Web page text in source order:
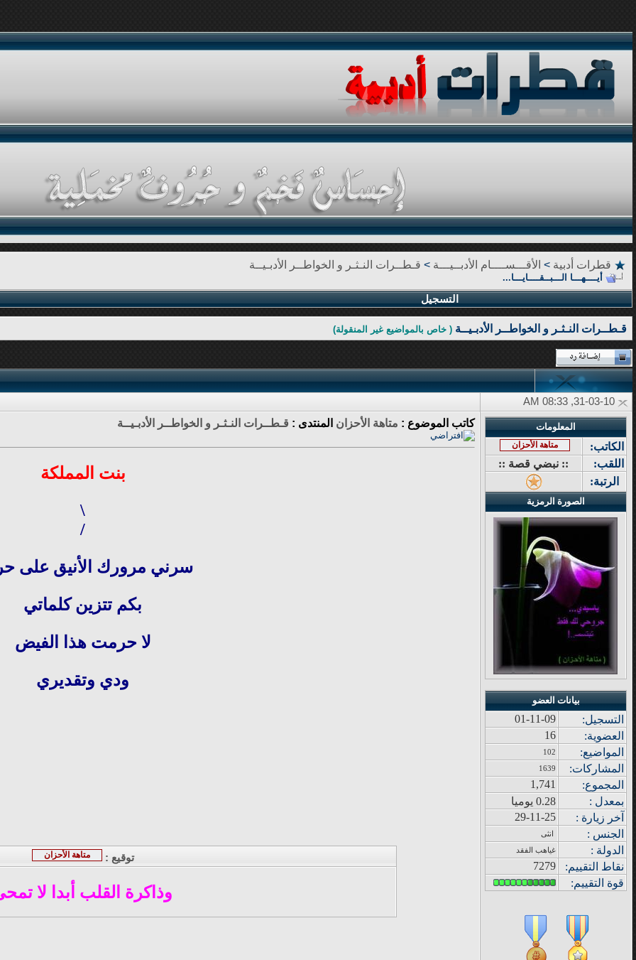
قطرات أدبية > الأقـــســــام الأدبــيـــة > قـطــرات النـثـر و الخواطــر الأدبـيــة
أيــــهـــا الـــبــقــــايـــا...
التسجيل
قـطــرات النـثـر و الخواطــر الأدبـيــة ( خاص بالمواضيع غير المنقولة)
المعلومات
الكاتب: متاهة الأحزان
اللقب:
:: نبضي قصة ::
الرتبة:
الصورة الرمزية
بيانات العضو
التسجيل:
01-11-09
العضوية:
16
المواضيع:
102
المشاركات:
1639
المجموع:
1,741
بمعدل :
0.28 يوميا
خر زيار ة :
29-11-25
الجنس :
انثى
الدولة : غياهب الفقد
نقاط التقييم:
7279
قوة التقييم:
كاتب الموضوع : متاهة الأحزان المنتدى : قـطــرات النـثـر و الخواطــر الأدبـيــة
بنت المملكة
\
/
سرني مرورك الأنيق على
بكم تتزين كلماتي
لا حرمت هذا الفيض
ودي وتقديري
توقيع : متاهة الأحزان
وذاكرة القلب أبدا لا